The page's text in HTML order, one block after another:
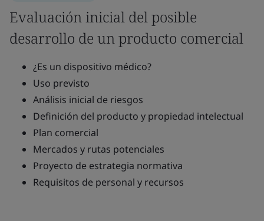
Evaluación inicial del posible
desarrollo de un producto comercial
¿Es un dispositivo médico?
Uso previsto
Análisis inicial de riesgos
Definición del producto y propiedad intelectual
Plan comercial
Mercados y rutas potenciales
Proyecto de estrategia normativa
Requisitos de personal y recursos